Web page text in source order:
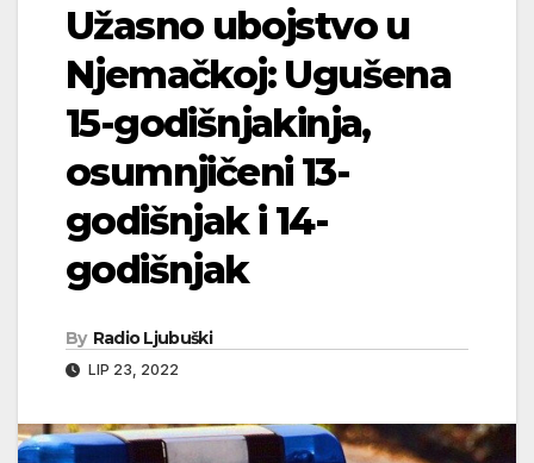
Užasno ubojstvo u
Njemačkoj: Ugušena
15-godišnjakinja,
osumnjičeni 13-
godišnjak i 14-
godišnjak
By Radio Ljubuški
LIP 23, 2022